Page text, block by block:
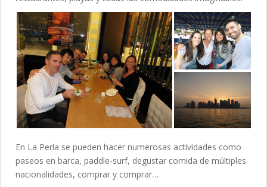
En La Perla se pueden hacer numerosas actividades como
paseos en barca, paddle-surf, degustar comida de múltiples
nacionalidades, comprar y comprar…